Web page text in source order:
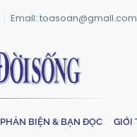
Email: toasoan@gmail.com
PHẢN BIỆN & BẠN ĐỌC GIỚI